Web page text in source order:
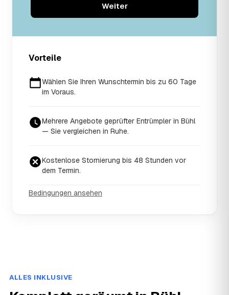
Weiter
Vorteile
Wählen Sie Ihren Wunschtermin bis zu 60 Tage
im Voraus.
Mehrere Angebote geprüfter Entrümpler in Bühl
— Sie vergleichen in Ruhe.
Kostenlose Stornierung bis 48 Stunden vor
dem Termin.
Bedingungen ansehen
ALLES INKLUSIVE